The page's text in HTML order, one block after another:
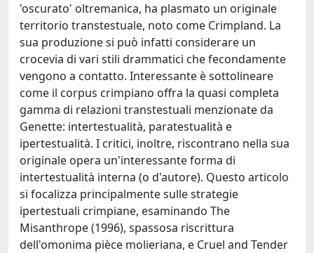
'oscurato' oltremanica, ha plasmato un originale
territorio transtestuale, noto come Crimpland. La
sua produzione si può infatti considerare un
crocevia di vari stili drammatici che fecondamente
vengono a contatto. Interessante è sottolineare
come il corpus crimpiano offra la quasi completa
gamma di relazioni transtestuali menzionate da
Genette: intertestualità, paratestualità e
ipertestualità. I critici, inoltre, riscontrano nella sua
originale opera un'interessante forma di
intertestualità interna (o d'autore). Questo articolo
si focalizza principalmente sulle strategie
ipertestuali crimpiane, esaminando The
Misanthrope (1996), spassosa riscrittura
dell'omonima pièce molieriana, e Cruel and Tender